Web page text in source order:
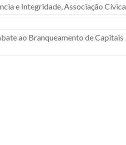
e Integridade, Associação Cívica
ao Branqueamento de Capitais